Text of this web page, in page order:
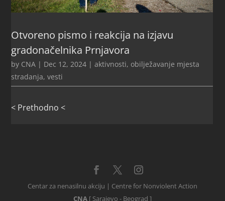
Otvoreno pismo i reakcija na izjavu
gradonačelnika Prnjavora
by CNA | Dec 12, 2024 |aktivnosti, obilježavanje mjesta
stradanja,vesti
< Prethodno <
Centar za nenasilnu akciju | Centre for Nonviolent Action
CNA[ Sarajevo - Beograd ]